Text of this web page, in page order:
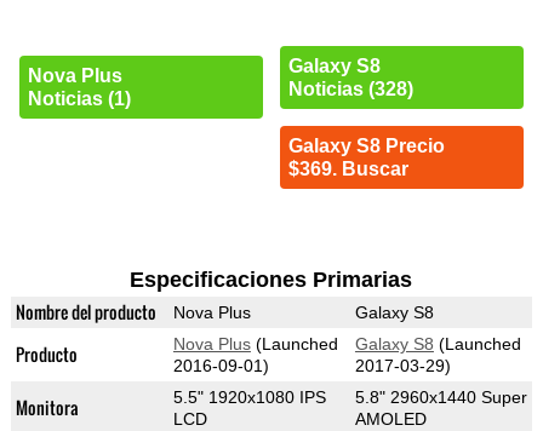
Nova Plus
Noticias (1)
Galaxy S8
Noticias (328)
Galaxy S8 Precio
$369. Buscar
Especificaciones Primarias
Nombre del producto Nova Plus Galaxy S8
Producto Nova Plus(Launched
2016-09-01)
Galaxy S8 (Launched
2017-03-29)
Monitora
5.5" 1920x1080 IPS
LCD
5.8" 2960x1440 Super
AMOLED